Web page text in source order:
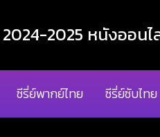
2025 หนังออน
ซีรี่ย์พากย์ไทย ซีรี่ย์ซับไทย